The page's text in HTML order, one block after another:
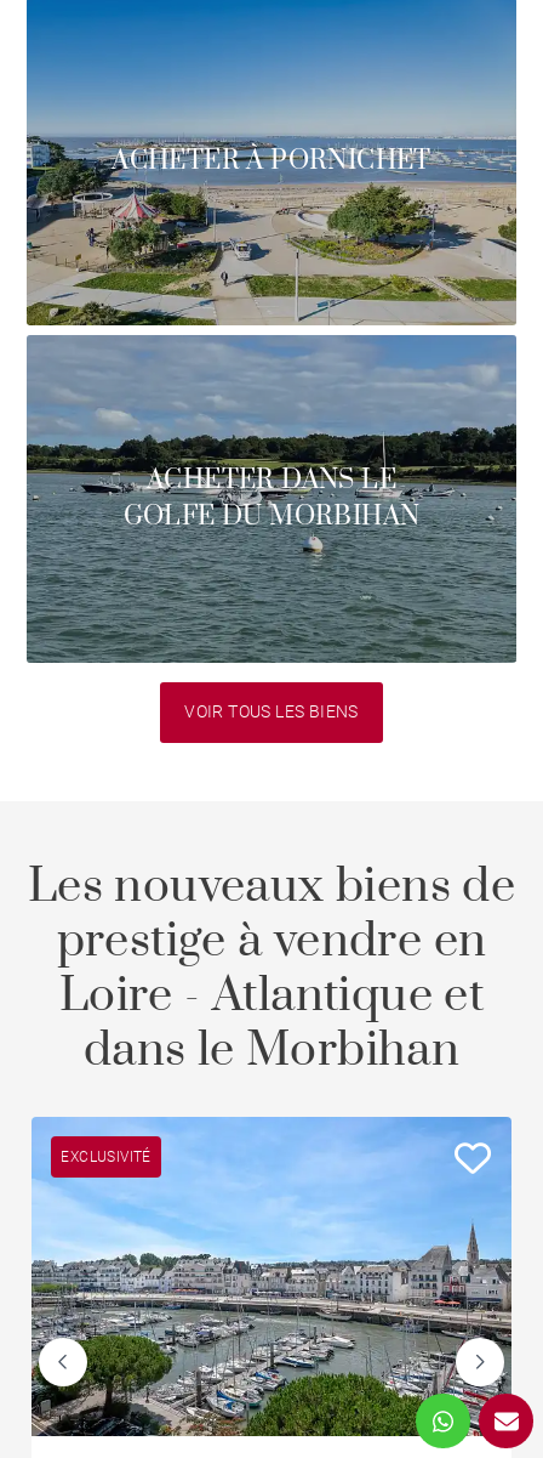
ACHETER À PORNICHET
ACHETER DANS LE
GOLFE DU MORBIHAN
VOIR TOUS LES BIENS
Les nouveaux biens de
prestige à vendre en
Loire - Atlantique et
dans le Morbihan
EXCLUSIVITÉ